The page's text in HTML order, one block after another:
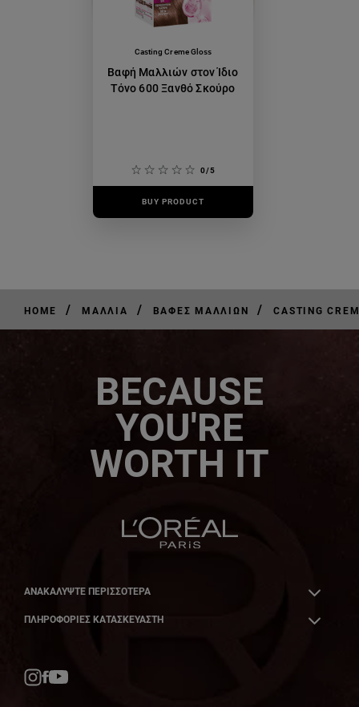
Casting Creme Gloss
Βαφή Μαλλιών στον Ίδιο
Τόνο 600 Ξανθό Σκούρο
0/5
BUY PRODUCT
HOME / ΜΑΛΛΙΆ / ΒΑΦΈΣ ΜΑΛΛΙΏΝ / CASTING
BECAUSE
YOU'RE
WORTH IT
ΑΝΑΚΑΛΎΨΤΕ ΠΕΡΙΣΣΌΤΕΡΑ
ΠΛΗΡΟΦΟΡΙΕΣ ΚΑΤΑΣΚΕΥΑΣΤΗ